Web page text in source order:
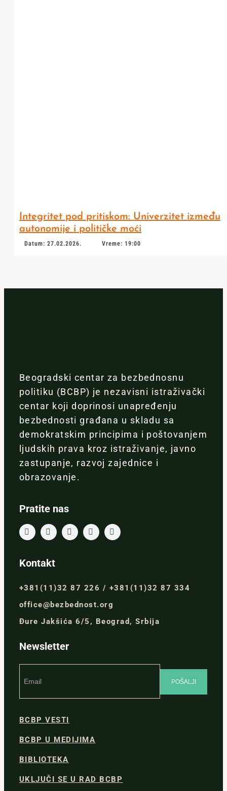
Integritet pod pritiskom: Univerzitet između
autonomije i političke moći
Datum: 27.02.2026. Vreme: 19:00
Beogradski centar za bezbednosnu
politiku (BCBP) je nezavisni istraživački
centar koji doprinosi unapređenju
bezbednosti građana u skladu sa
demokratskim principima i poštovanjem
ljudskih prava kroz istraživanje, javno
zastupanje, razvoj zajednice i
obrazovanje.
Pratite nas
Kontakt
+381(11)32 87 226 / +381(11)32 87 334
office@bezbednost.org
Đure Jakšića 6/5, Beograd, Srbija
Newsletter
BCBP VESTI
BCBP U MEDIJIMA
BIBLIOTEKA
UKLJUČI SE U RAD BCBP